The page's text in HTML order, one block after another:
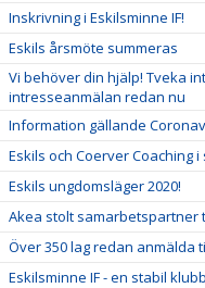
Inskrivning i Eskilsminne IF!
Eskils årsmöte summeras
Vi behöver din hjälp! Tveka
intresseanmälan redan nu
Information gällande
Eskils och Coerver Coaching
Eskils ungdomsläger 2020!
Akea stolt samarbetspartner
Över 350 lag redan anmälda
Eskilsminne IF - en stabil